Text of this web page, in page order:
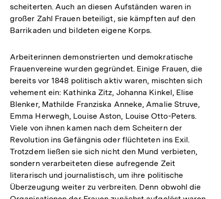
scheiterten. Auch an diesen Aufständen waren in
großer Zahl Frauen beteiligt, sie kämpften auf den
Barrikaden und bildeten eigene Korps.
Arbeiterinnen demonstrierten und demokratische
Frauenvereine wurden gegründet. Einige Frauen, die
bereits vor 1848 politisch aktiv waren, mischten sich
vehement ein: Kathinka Zitz, Johanna Kinkel, Elise
Blenker, Mathilde Franziska Anneke, Amalie Struve,
Emma Herwegh, Louise Aston, Louise Otto-Peters.
Viele von ihnen kamen nach dem Scheitern der
Revolution ins Gefängnis oder flüchteten ins Exil.
Trotzdem ließen sie sich nicht den Mund verbieten,
sondern verarbeiteten diese aufregende Zeit
literarisch und journalistisch, um ihre politische
Überzeugung weiter zu verbreiten. Denn obwohl die